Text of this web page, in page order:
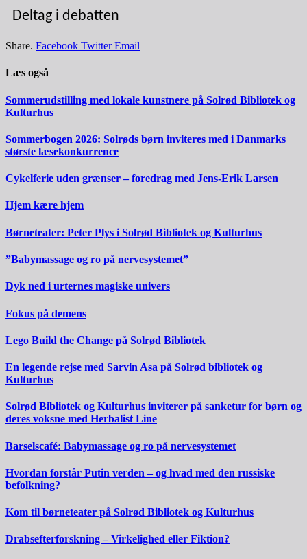
Deltag i debatten
Share. Facebook Twitter Email
Læs også
Sommerudstilling med lokale kunstnere på Solrød Bibliotek og
Kulturhus
Sommerbogen 2026: Solrøds børn inviteres med i Danmarks
største læsekonkurrence
Cykelferie uden grænser – foredrag med Jens-Erik Larsen
Hjem kære hjem
Børneteater: Peter Plys i Solrød Bibliotek og Kulturhus
”Babymassage og ro på nervesystemet”
Dyk ned i urternes magiske univers
Fokus på demens
Lego Build the Change på Solrød Bibliotek
En legende rejse med Sarvin Asa på Solrød bibliotek og
Kulturhus
Solrød Bibliotek og Kulturhus inviterer på sanketur for børn og
deres voksne med Herbalist Line
Barselscafé: Babymassage og ro på nervesystemet
Hvordan forstår Putin verden – og hvad med den russiske
befolkning?
Kom til børneteater på Solrød Bibliotek og Kulturhus
Drabsefterforskning – Virkelighed eller Fiktion?